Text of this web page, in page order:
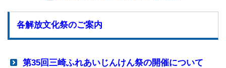
各解放文化祭のご案内
第35回三崎ふれあいじんけん祭の開催について